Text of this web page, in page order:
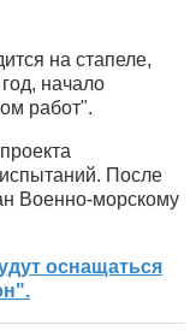
на стапеле,
начало
работ".
После
Военно-морскому
оснащаться